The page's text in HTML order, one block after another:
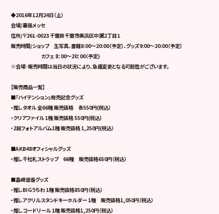
◆2016年12月24日（土）
会場/幕張メッセ
住所/〒261-0023 千葉県千葉市美浜区中瀬２丁目１
販売時間/ショップ 生写真、書籍8:00～20:00（予定）､グッズ9:00～20:00（予定）
カフェ 8：00～20：00（予定)
※会場･販売時間は当日の状況により､急遽変更となる可能性がございます。
【販売商品一覧】
■『ハイテンション』発売記念グッズ
・推しタオル 全66種 販売価格 各550円(税込）
・クリアファイル 1種 販売価格 550円(税込）
・2段フォトアルバム1種 販売価格 1,250円(税込）
■AKB48オフィシャルグッズ
・推し千社札ストラップ 66種 販売価格650円（税込）
■島崎遥香グッズ
・推しBIGうちわ 1種 販売価格850円（税込）
・推しアクリルスタンドキーホルダー 1種 販売価格1,050円（税込）
・推しコードリール 1種 販売価格1,250円（税込）